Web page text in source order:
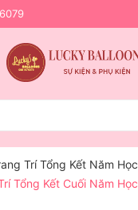
Trí Tổng Kết Năm Học
Tổng Kết Cuối Năm